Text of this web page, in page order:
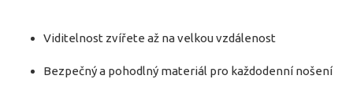
Viditelnost zvířete až na velkou vzdálenost
Bezpečný a pohodlný materiál pro každodenní nošení